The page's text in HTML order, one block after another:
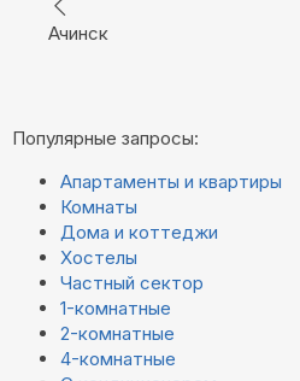
Ачинск
Популярные запросы:
Апартаменты и квартиры
Комнаты
Дома и коттеджи
Хостелы
Частный сектор
1-комнатные
2-комнатные
4-комнатные